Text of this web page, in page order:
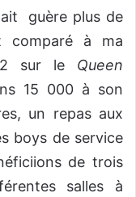
guère plus de
comparé à ma
sur le Queen
15 000 à son
un repas aux
boys de service
de trois
salles à